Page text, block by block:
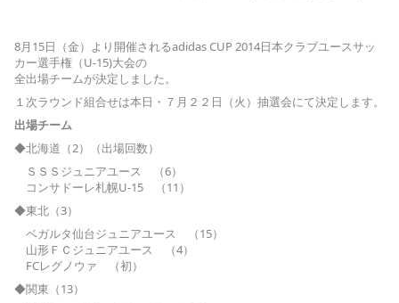
8月15日（金）より開催されるadidas CUP 2014日本クラブユースサッ
カー選手権（U-15)大会の
全出場チームが決定しました。
１次ラウンド組合せは本日・７月２２日（火）抽選会にて決定します。
出場チーム
◆北海道（2）（出場回数）
ＳＳＳジュニアユース （6）
コンサドーレ札幌U-15 （11）
◆東北（3）
ベガルタ仙台ジュニアユース （15）
山形ＦＣジュニアユース （4）
FCレグノウァ （初）
◆関東（13）